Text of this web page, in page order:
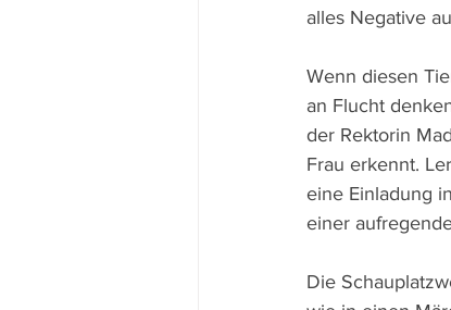
alles Negative
Wenn diesen
an Flucht
der Rektorin
Frau erkennt.
eine Einladung
einer
Die